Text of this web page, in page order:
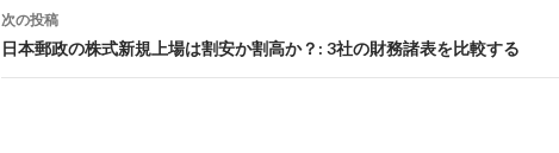
ビ
ゲ
次の投稿
日本郵政の株式新規上場は割安か割高か？: 3社の財務諸表を比較する